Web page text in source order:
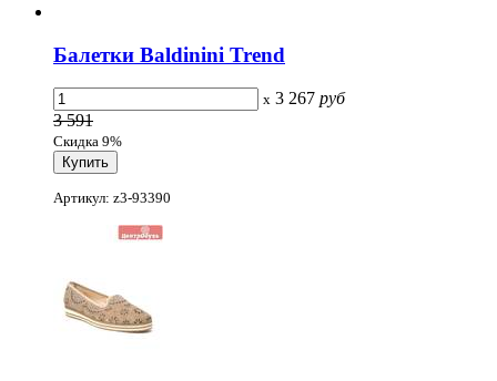
Балетки Baldinini Trend
x 3 267 руб
3 591
Скидка 9%
Артикул: z3-93390